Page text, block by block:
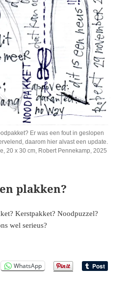
Er was een fout in geslopen
daarom hier alvast een update.
20 x 30 cm, Robert Pennekamp, 2025
plakken?
Kerstpakket? Noodpuzzel?
wel serieus?
WhatsApp